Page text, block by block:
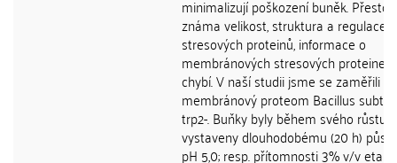
minimalizují poškození buněk.
známa velikost, struktura a regulace
stresových proteinů, informace o
membránových stresových
chybí. V naší studii jsme se zaměřili na
membránový proteom Bacillus
trp2-. Buňky byly během svého růstu
vystaveny dlouhodobému (20 h)
pH 5,0; resp. přítomnosti 3% v/v